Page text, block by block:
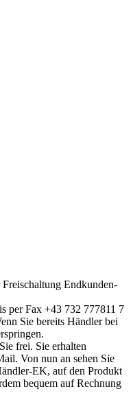
Endkunden-
per Fax +43 732 777811 7
Sie bereits Händler bei
frei. Sie erhalten
Von nun an sehen Sie
EK, auf den Produkt
bequem auf Rechnung